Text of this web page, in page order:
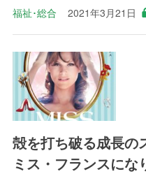
福祉･総合 2021年3月21日
殻を打ち破る成長
ミス・フランスにな